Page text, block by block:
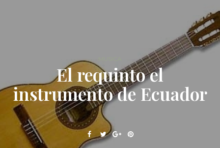
El requinto el
instrumento de Ecuador